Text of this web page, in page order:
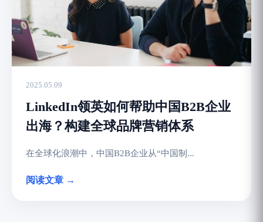
2025.05.09
LinkedIn领英如何帮助中国B2B企业
出海？构建全球品牌营销体系
在全球化浪潮中，中国B2B企业从“中国制...
阅读文章 →